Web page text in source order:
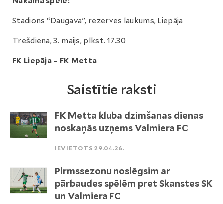
Stadions “Daugava”, rezerves laukums, Liepāja
Trešdiena, 3. maijs, plkst. 17.30
FK Liepāja – FK Metta
Saistītie raksti
FK Metta kluba dzimšanas dienas
noskaņās uzņems Valmiera FC
IEVIETOTS 29.04.26.
Pirmssezonu noslēgsim ar
pārbaudes spēlēm pret Skanstes SK
un Valmiera FC